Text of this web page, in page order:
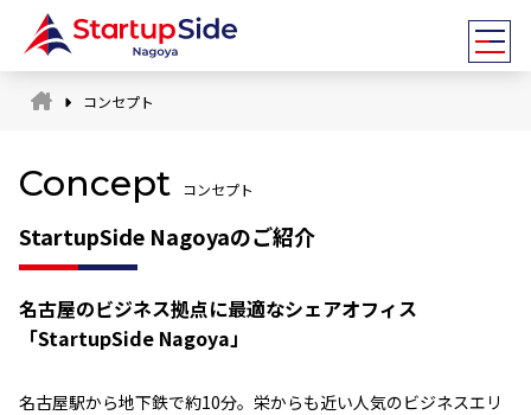
コンセプト
Concept コンセプト
StartupSide Nagoyaのご紹介
名古屋のビジネス拠点に最適なシェアオフィス
「StartupSide Nagoya」
名古屋駅から地下鉄で約10分。栄からも近い人気のビジネスエリ